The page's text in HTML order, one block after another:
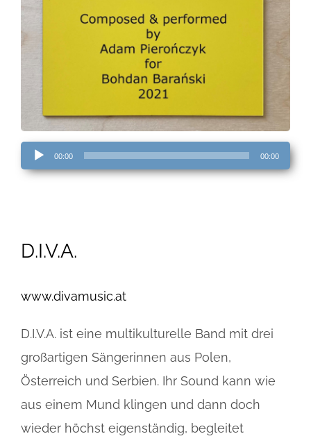
Audio-
Player
00:00 00:00
D.I.V.A.
www.divamusic.at
D.I.V.A. ist eine multikulturelle Band mit drei
großartigen Sängerinnen aus Polen,
Österreich und Serbien. Ihr Sound kann wie
aus einem Mund klingen und dann doch
wieder höchst eigenständig, begleitet